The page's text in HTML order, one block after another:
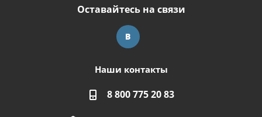
Оставайтесь на связи
Наши контакты
8 800 775 20 83